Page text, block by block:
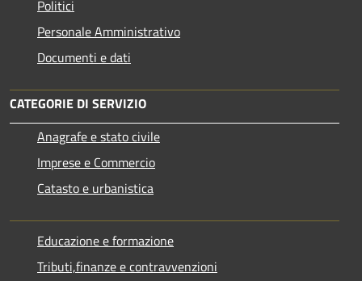
Politici
Personale Amministrativo
Documenti e dati
CATEGORIE DI SERVIZIO
Anagrafe e stato civile
Imprese e Commercio
Catasto e urbanistica
Educazione e formazione
Tributi,finanze e contravvenzioni